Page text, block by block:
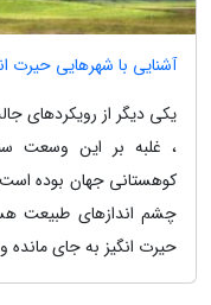
آشنایی با شهرهایی حیرت
یکی دیگر از رویکردهای
، غلبه بر این وسعت
کوهستانی جهان بوده
چشم اندازهای طبیعت
حیرت انگیز به جای مانده